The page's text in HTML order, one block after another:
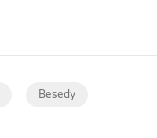
Besedy